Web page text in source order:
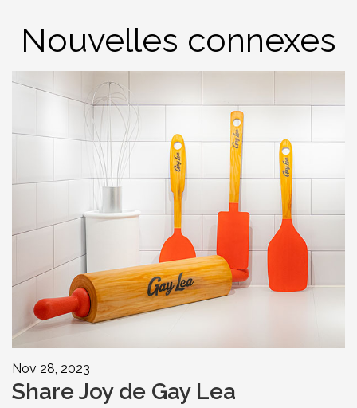
Nouvelles connexes
Nov 28, 2023
Share Joy de Gay Lea